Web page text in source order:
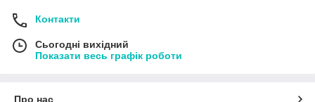
Контакти
Сьогодні вихідний
Показати весь графік роботи
Про нас